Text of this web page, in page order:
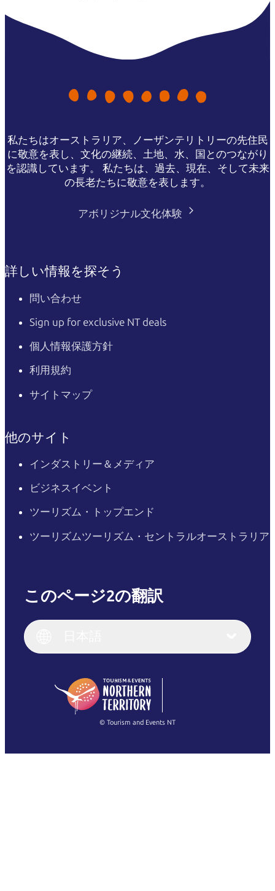
私たちはオーストラリア、ノーザンテリトリーの先住民
に敬意を表し、文化の継続、土地、水、国とのつながり
を認識しています。 私たちは、過去、現在、そして未来
の長老たちに敬意を表します。
アボリジナル文化体験
詳しい情報を探そう
問い合わせ
Sign up for exclusive NT deals
個人情報保護方針
利用規約
サイトマップ
他のサイト
インダストリー＆メディア
ビジネスイベント
ツーリズム・トップエンド
ツーリズムツーリズム・セントラルオーストラリア
このページ2の翻訳
English (US)
English
(Singapore)
Français
繁體中文
© Tourism and Events NT